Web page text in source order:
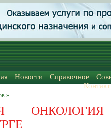
Новости Справочное
»